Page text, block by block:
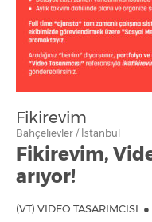
Fikirevim
Bahçelievler / İstanbul
Fikirevim,
arıyor!
(VT) VİDEO TASARIMCISI